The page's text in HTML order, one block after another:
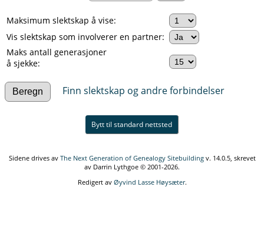
Maksimum slektskap å vise:
Vis slektskap som involverer en partner:
Maks antall generasjoner
å sjekke:
Finn slektskap og andre forbindelser
Bytt til standard nettsted
Sidene drives av The Next Generation of Genealogy Sitebuildingv. 14.0.5, skrevet
av Darrin Lythgoe © 2001-2026.
Redigert av Øyvind Lasse Høysæter.